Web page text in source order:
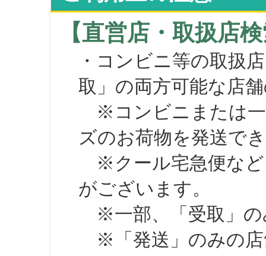
【直営店・取扱店
・コンビニ等の取扱
取」の両方可能な店
※コンビニまたは一
ズのお荷物を発送で
※クール宅急便など
がございます。
※一部、「受取」の
※「発送」のみの店